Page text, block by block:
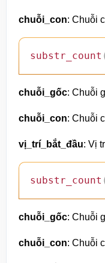
chuỗi_con: Chuỗi
substr_count
chuỗi_gốc: Chuỗi
chuỗi_con: Chuỗi
vị_trí_bắt_đầu: Vị
substr_count
chuỗi_gốc: Chuỗi
chuỗi_con: Chuỗi